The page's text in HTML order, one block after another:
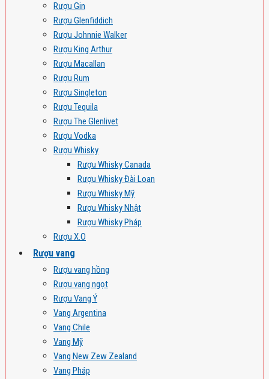
Rượu Gin
Rượu Glenfiddich
Rượu Johnnie Walker
Rượu King Arthur
Rượu Macallan
Rượu Rum
Rượu Singleton
Rượu Tequila
Rượu The Glenlivet
Rượu Vodka
Rượu Whisky
Rượu Whisky Canada
Rượu Whisky Đài Loan
Rượu Whisky Mỹ
Rượu Whisky Nhật
Rượu Whisky Pháp
Rượu X.O
Rượu vang
Rượu vang hồng
Rượu vang ngọt
Rượu Vang Ý
Vang Argentina
Vang Chile
Vang Mỹ
Vang New Zew Zealand
Vang Pháp